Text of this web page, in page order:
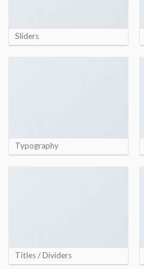
Sliders
Typography
Titles / Dividers